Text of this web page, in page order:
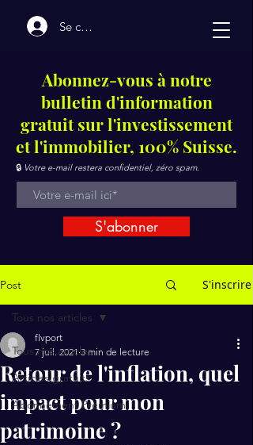
Se connecter
Post S'inscrire
Tous nos articles
Articles gratuits
Abonnement Premium
Tous nos articles
Retour de l'inflation, quel
impact pour mon
patrimoine ?
flvport
7 juil. 2021 3 min de lecture
Abonnez-vous à notre
bulletin d'information
gratuit sur l'investissement
et l'immobilier, 100% Suisse.
🔒 Votre e-mail restera confidentiel, zéro spam.
S'abonner